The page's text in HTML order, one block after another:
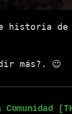
historia de
más?. 😉